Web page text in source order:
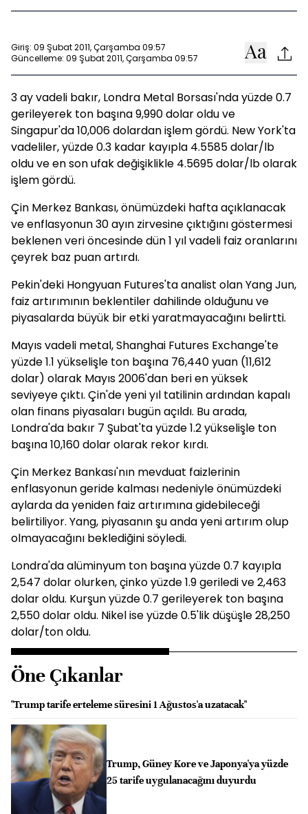
Giriş: 09 Şubat 2011, Çarşamba 09:57
Güncelleme: 09 Şubat 2011, Çarşamba 09:57
3 ay vadeli bakır, Londra Metal Borsası'nda yüzde 0.7
gerileyerek ton başına 9,990 dolar oldu ve
Singapur'da 10,006 dolardan işlem gördü. New York'ta
vadeliler, yüzde 0.3 kadar kayıpla 4.5585 dolar/lb
oldu ve en son ufak değişiklikle 4.5695 dolar/lb olarak
işlem gördü.
Çin Merkez Bankası, önümüzdeki hafta açıklanacak
ve enflasyonun 30 ayın zirvesine çıktığını göstermesi
beklenen veri öncesinde dün 1 yıl vadeli faiz oranlarını
çeyrek baz puan artırdı.
Pekin'deki Hongyuan Futures'ta analist olan Yang Jun,
faiz artırımının beklentiler dahilinde olduğunu ve
piyasalarda büyük bir etki yaratmayacağını belirtti.
Mayıs vadeli metal, Shanghai Futures Exchange'te
yüzde 1.1 yükselişle ton başına 76,440 yuan (11,612
dolar) olarak Mayıs 2006'dan beri en yüksek
seviyeye çıktı. Çin'de yeni yıl tatilinin ardından kapalı
olan finans piyasaları bugün açıldı. Bu arada,
Londra'da bakır 7 Şubat'ta yüzde 1.2 yükselişle ton
başına 10,160 dolar olarak rekor kırdı.
Çin Merkez Bankası'nın mevduat faizlerinin
enflasyonun geride kalması nedeniyle önümüzdeki
aylarda da yeniden faiz artırımına gidebileceği
belirtiliyor. Yang, piyasanın şu anda yeni artırım olup
olmayacağını beklediğini söyledi.
Londra'da alüminyum ton başına yüzde 0.7 kayıpla
2,547 dolar olurken, çinko yüzde 1.9 geriledi ve 2,463
dolar oldu. Kurşun yüzde 0.7 gerileyerek ton başına
2,550 dolar oldu. Nikel ise yüzde 0.5'lik düşüşle 28,250
dolar/ton oldu.
Öne Çıkanlar
"Trump tarife erteleme süresini 1 Ağustos'a uzatacak"
Trump, Güney Kore ve Japonya'ya yüzde
25 tarife uygulanacağını duyurdu